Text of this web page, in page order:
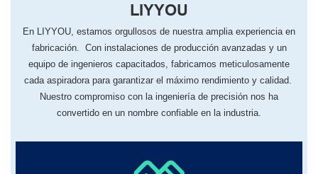
LIYYOU
En LIYYOU, ​​estamos orgullosos de nuestra amplia experiencia en
fabricación. Con instalaciones de producción avanzadas y un
equipo de ingenieros capacitados, fabricamos meticulosamente
cada aspiradora para garantizar el máximo rendimiento y calidad.
Nuestro compromiso con la ingeniería de precisión nos ha
convertido en un nombre confiable en la industria.